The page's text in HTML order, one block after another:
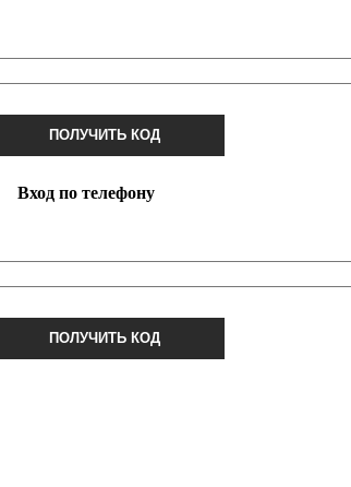
ПОЛУЧИТЬ КОД
Вход по телефону
ПОЛУЧИТЬ КОД